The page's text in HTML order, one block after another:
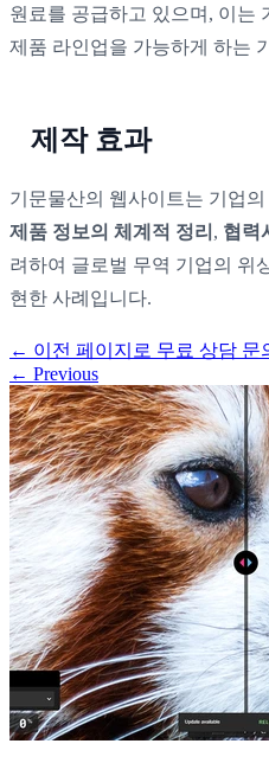
원료를 공급하고 있으며, 이는
제품 라인업을 가능하게 하는
제작 효과
기문물산의 웹사이트는 기업
제품 정보의 체계적 정리 , 협력
려하여 글로벌 무역 기업의 위
현한 사례입니다.
← 이전 페이지로 무료 상담 문
← Previous